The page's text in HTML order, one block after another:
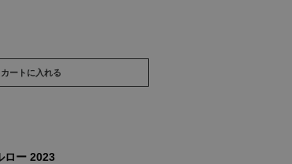
物かごへ入れる
ロー 2023